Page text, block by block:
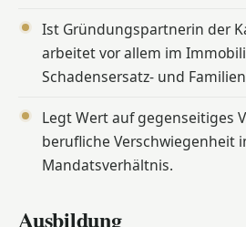
Ist Gründungspartnerin der
arbeitet vor allem im
Schadensersatz- und
Legt Wert auf gegenseitiges
berufliche Verschwiegenheit
Mandatsverhältnis.
Ausbildung